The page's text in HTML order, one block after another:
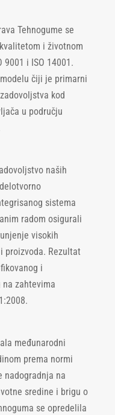
Tehnogume se
i životnom
9001 i ISO 14001.
čiji je primarni
kod
u području
naših
sistema
radom osigurali
visokih
proizvoda. Rezultat
i
zahtevima
međunarodni
prema normi
nadogradnja na
sredine i brigu o
se opredelila